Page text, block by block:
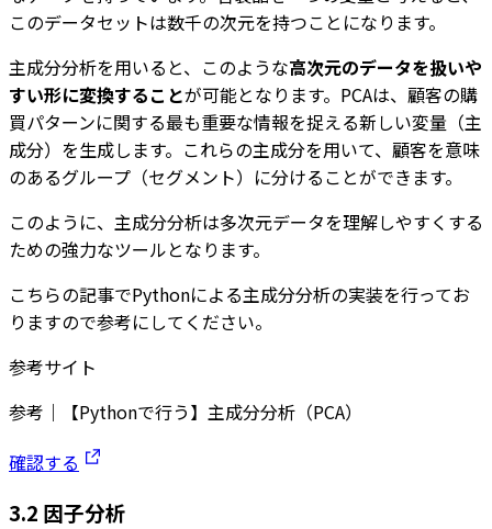
このデータセットは数千の次元を持つことになります。
主成分分析を用いると、このような高次元のデータを扱いや
すい形に変換することが可能となります。PCAは、顧客の購
買パターンに関する最も重要な情報を捉える新しい変量（主
成分）を生成します。これらの主成分を用いて、顧客を意味
のあるグループ（セグメント）に分けることができます。
このように、主成分分析は多次元データを理解しやすくする
ための強力なツールとなります。
こちらの記事でPythonによる主成分分析の実装を行ってお
りますので参考にしてください。
参考サイト
参考｜【Pythonで行う】主成分分析（PCA）
確認する
3.2 因子分析